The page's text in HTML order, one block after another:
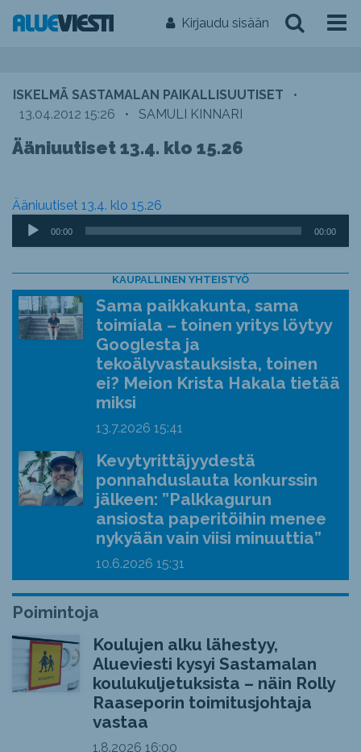
Kirjaudu sisään
ISKELMÄ SASTAMALAN PAIKALLISUUTISET
•
13.04.2012 15:26
• SAMULI KINNARI
Ääniuutiset 13.4. klo 15.26
Ääniuutiset 13.4. klo 15.26
Äänitoistin
00:00 00:00
KAUPALLINEN YHTEISTYÖ
Sama paikkakunta, sama
toimiala – toinen yritys löytyy
Googlesta ja
tekoälyvastauksista, toinen
ei? Meion Krista Hakala tietää
miksi
13.7.2026 15:41
Kevytyrittäjyydestä
ponnahduslauta konkurssin
jälkeen: ”Palkkagurun
ansiosta paperitöihin menee
nykyään vain viisi minuuttia”
10.6.2026 15:31
Poimintoja
Koulujen alku lähestyy,
Alueviesti kysyi Sastamalan
koulukuljetuksista – näin Rolly
Raaseporin toimitusjohtaja
vastaa
1.8.2026 16:00